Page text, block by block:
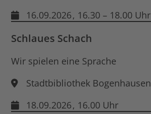
16.09.2026, 16.30 – 18.00 Uhr
Schlaues Schach
Wir spielen eine Sprache
Stadtbibliothek Bogenhausen
18.09.2026, 16.00 Uhr